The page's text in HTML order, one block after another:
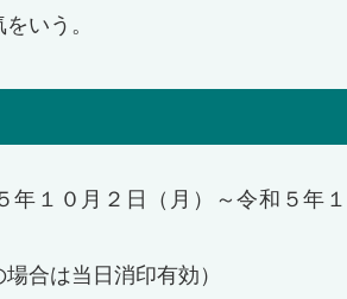
いう。
１０月２日（月）～令和５年１
当日消印有効）